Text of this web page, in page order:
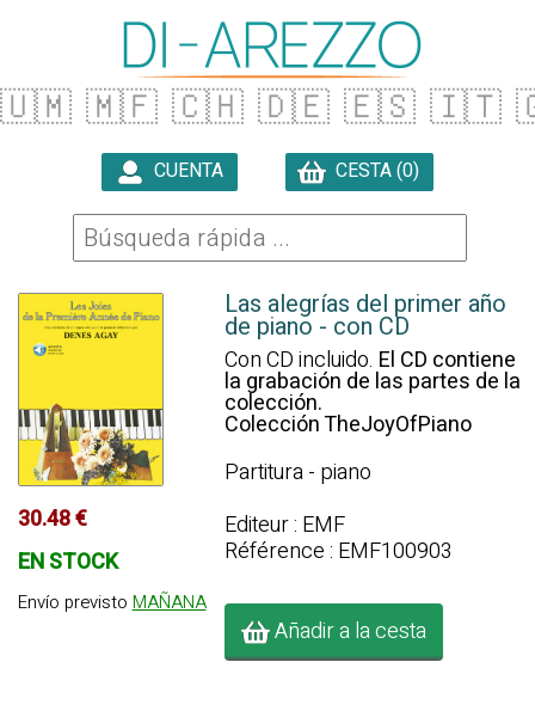
🇺🇲 🇲🇫 🇨🇭 🇩🇪 🇪🇸 🇮🇹
CUENTA CESTA (0)
30.48 €
EN STOCK
Envío previsto MAÑANA
Las alegrías del primer año
de piano - con CD
Con CD incluido. El CD contiene
la grabación de las partes de la
colección.
Colección TheJoyOfPiano
Partitura - piano
Editeur : EMF
Référence : EMF100903
Añadir a la cesta